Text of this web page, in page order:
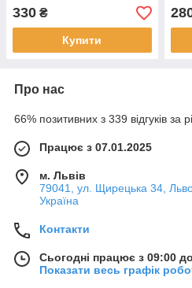
330 ₴
Купити
Про нас
66% позитивних з 339 відгуків за
Працює з 07.01.2025
м. Львів
79041, ул. Щирецька 34,
Україна
Контакти
Сьогодні працює з 09:00
Показати весь графік